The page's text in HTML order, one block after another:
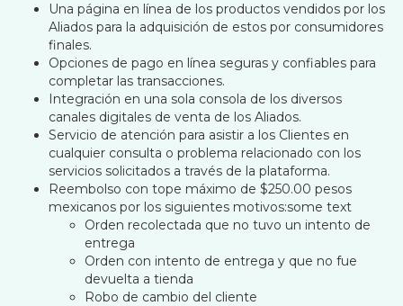
Una página en línea de los productos vendidos por los
Aliados para la adquisición de estos por consumidores
finales.
Opciones de pago en línea seguras y confiables para
completar las transacciones.
Integración en una sola consola de los diversos
canales digitales de venta de los Aliados.
Servicio de atención para asistir a los Clientes en
cualquier consulta o problema relacionado con los
servicios solicitados a través de la plataforma.
Reembolso con tope máximo de $250.00 pesos
mexicanos por los siguientes motivos:some text
Orden recolectada que no tuvo un intento de
entrega
Orden con intento de entrega y que no fue
devuelta a tienda
Robo de cambio del cliente